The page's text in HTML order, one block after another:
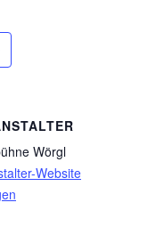
Wörgl
Website